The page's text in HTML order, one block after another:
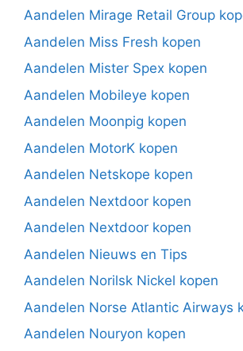
Aandelen Mirage Retail Group
Aandelen Miss Fresh kopen
Aandelen Mister Spex kopen
Aandelen Mobileye kopen
Aandelen Moonpig kopen
Aandelen MotorK kopen
Aandelen Netskope kopen
Aandelen Nextdoor kopen
Aandelen Nextdoor kopen
Aandelen Nieuws en Tips
Aandelen Norilsk Nickel kopen
Aandelen Norse Atlantic Airways
Aandelen Nouryon kopen